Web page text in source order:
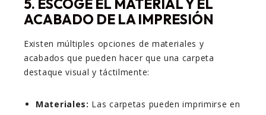
5. ESCOGE EL MATERIAL Y EL
ACABADO DE LA IMPRESIÓN
Existen múltiples opciones de materiales y
acabados que pueden hacer que una carpeta
destaque visual y táctilmente:
Materiales: Las carpetas pueden imprimirse en